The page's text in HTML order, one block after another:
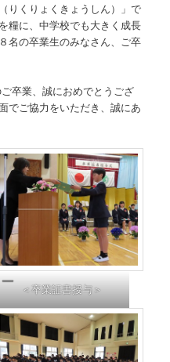
りくりょくきょうしん）」で
糧に、中学校でも大きく成長
名の卒業生のみなさん、ご卒
卒業、誠におめでとうござ
でご協力をいただき、誠にあ
＜卒業証書授与＞